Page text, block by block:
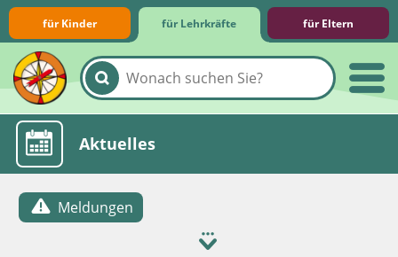
für Kinder für Lehrkräfte für Eltern
Lernmodule
Unterrichts­materialien
Internet-ABC-Schule
Praxishilfen
Aktuelles
Meldungen